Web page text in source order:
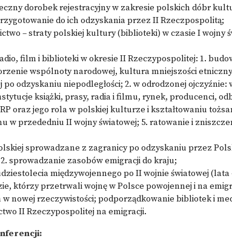
dorobek rejestracyjny w zakresie polskich dóbr
do ich odzyskania przez II Rzeczpospolitą;
– straty polskiej kultury (biblioteki) w czasie I wojny
film i biblioteki w okresie II Rzeczypospolitej: 1.
wspólnoty narodowej, kultura mniejszości
po odzyskaniu niepodległości; 2. w odrodzonej
książki, prasy, radia i filmu, rynek, producenci,
oraz jego rola w polskiej kulturze i kształtowaniu
w przededniu II wojny światowej; 5. ratowanie i
sprowadzane z zagranicy po odzyskaniu przez
sprowadzanie zasobów emigracji do kraju;
międzywojennego po II wojnie światowej (lata
którzy przetrwali wojnę w Polsce powojennej i na
nowej rzeczywistości; podporządkowanie bibliotek i
II Rzeczypospolitej na emigracji.